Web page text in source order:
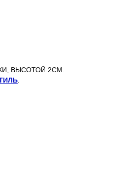
ВЫСОТОЙ 2СМ.